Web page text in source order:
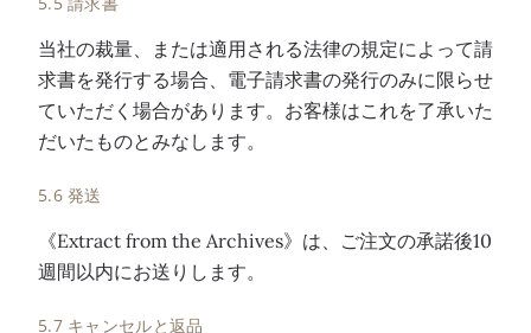
当社の裁量、または適用される法律の規定によって請
求書を発行する場合、電子請求書の発行のみに限らせ
ていただく場合があります。お客様はこれを了承いた
だいたものとみなします。
5.6 発送
《Extract from the Archives》は、ご注文の承諾後10
週間以内にお送りします。
5.7 キャンセルと返品